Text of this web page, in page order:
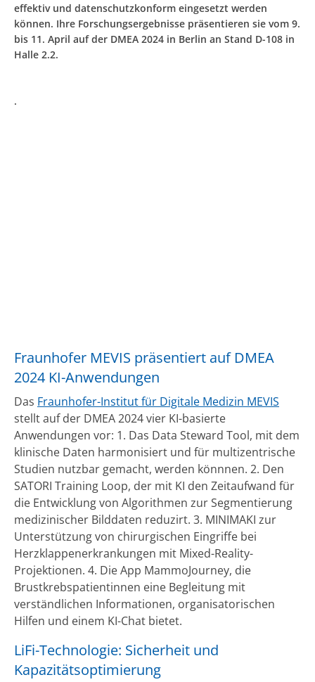
effektiv und datenschutzkonform eingesetzt werden
können. Ihre Forschungsergebnisse präsentieren sie vom 9.
bis 11. April auf der DMEA 2024 in Berlin an Stand D-108 in
Halle 2.2.
.
Fraunhofer MEVIS präsentiert auf DMEA
2024 KI-Anwendungen
Das Fraunhofer-Institut für Digitale Medizin MEVIS
stellt auf der DMEA 2024 vier KI-basierte
Anwendungen vor: 1. Das Data Steward Tool, mit dem
klinische Daten harmonisiert und für multizentrische
Studien nutzbar gemacht, werden könnnen. 2. Den
SATORI Training Loop, der mit KI den Zeitaufwand für
die Entwicklung von Algorithmen zur Segmentierung
medizinischer Bilddaten reduzirt. 3. MINIMAKI zur
Unterstützung von chirurgischen Eingriffe bei
Herzklappenerkrankungen mit Mixed-Reality-
Projektionen. 4. Die App MammoJourney, die
Brustkrebspatientinnen eine Begleitung mit
verständlichen Informationen, organisatorischen
Hilfen und einem KI-Chat bietet.
LiFi-Technologie: Sicherheit und
Kapazitätsoptimierung